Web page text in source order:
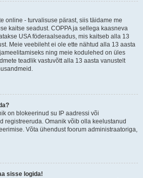
online - turvalisuse pärast, siis täidame me
kaitse seadust. COPPA ja sellega kaasneva
USA föderaalseadus, mis kaitseb alla 13
Meie veebileht ei ole ette nähtud alla 13 aasta
ning meie kodulehed on üles
teadlik vastuvõtt alla 13 aasta vanustelt
on blokeerinud su IP aadressi või
registreeruda. Omanik võib olla keelustanud
Võta ühendust foorum administraatoriga,
sisse logida!